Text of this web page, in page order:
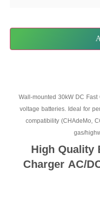
Wall-mounted 30kW DC
voltage batteries. Ideal for
compatibility (CHAdeMo,
gas/
High Quality
Charger AC/